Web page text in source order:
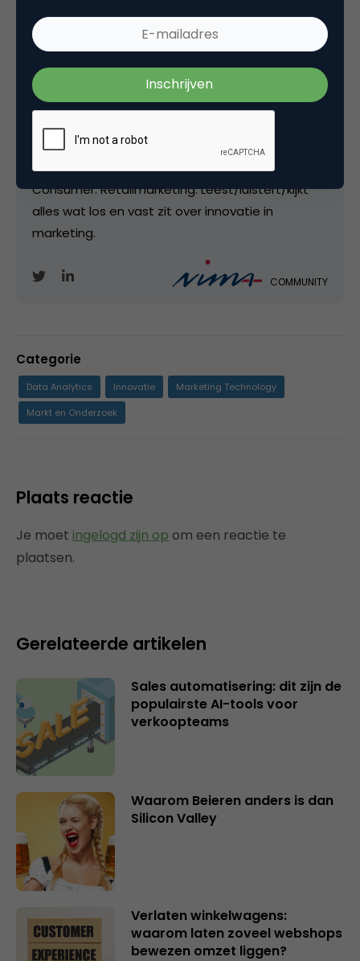
aantal corporates (Albert Heijn,
DaimlerChrysler/debitel en Praxis), bureaus (Van
vakmedia (Telecommerce, Tijdschrift voor
Marketing, Marketingonline, MarketingTribune,
Marketingfacts), negen jaar bij NIMA en inmiddels
dus bij dé branchevereniginmg voor data driven
marketing. Marketing-nerd. Professional
Consumer. Retailmarketing. Leest/luistert/kijkt
alles wat los en vast zit over innovatie in
marketing.
COMMUNITY
Categorie
Data Analytics Innovatie
Marketing Technology
Markt en Onderzoek
Plaats reactie
Je moet ingelogd zijn op om een reactie te
plaatsen.
Gerelateerde artikelen
Sales automatisering: dit zijn de
populairste AI-tools voor
verkoopteams
Waarom Beieren anders is dan
Silicon Valley
Verlaten winkelwagens:
waarom laten zoveel webshops
bewezen omzet liggen?